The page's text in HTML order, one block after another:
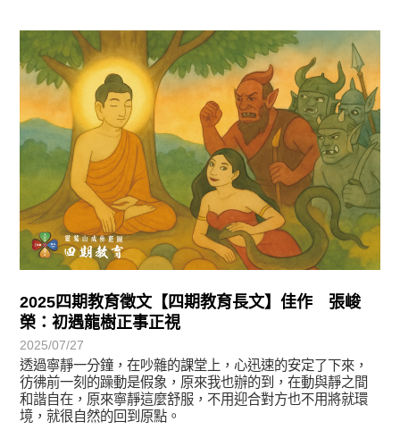
2025四期教育徵文【四期教育長文】佳作 張峻
榮：初遇龍樹正事正視
2025/07/27
透過寧靜一分鐘，在吵雜的課堂上，心迅速的安定了下來，
彷彿前一刻的躁動是假象，原來我也辦的到，在動與靜之間
和諧自在，原來寧靜這麼舒服，不用迎合對方也不用將就環
境，就很自然的回到原點。
徵文賞析